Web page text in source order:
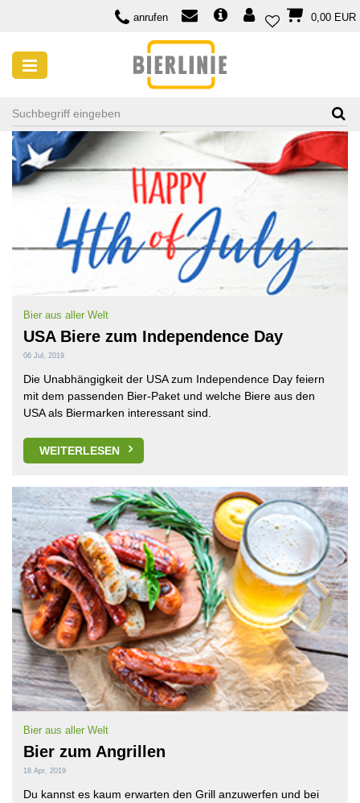
anrufen 0,00 EUR
SUCHE NACH TAG: BIER AUS DEN USA
Bier aus aller Welt
USA Biere zum Independence Day
06 Jul, 2019
Die Unabhängigkeit der USA zum Independence Day feiern
mit dem passenden Bier-Paket und welche Biere aus den
USA als Biermarken interessant sind.
WEITERLESEN
Bier aus aller Welt
Bier zum Angrillen
18 Apr, 2019
Du kannst es kaum erwarten den Grill anzuwerfen und bei